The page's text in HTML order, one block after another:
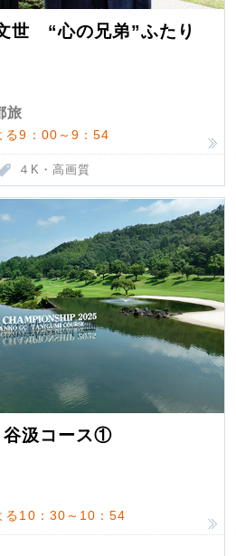
世 “心の兄弟”ふたり
旅
る9：00～9：54
４K・高画質
谷汲コース①
る10：30～10：54